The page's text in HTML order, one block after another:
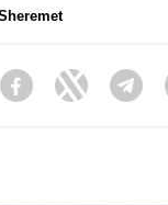
FacebookTwitter